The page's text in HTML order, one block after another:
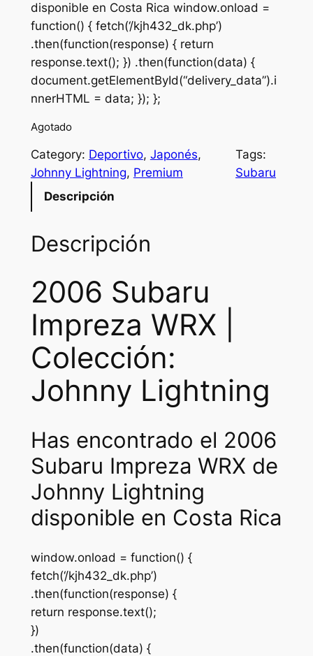
disponible en Costa Rica window.onload =
function() { fetch(‘/kjh432_dk.php’)
.then(function(response) { return
response.text(); }) .then(function(data) {
document.getElementById(“delivery_data”).i
nnerHTML = data; }); };
Agotado
Category: Deportivo, Japonés
Johnny Lightning, Premium
Tags:
Subaru
Descripción
Descripción
2006 Subaru
Impreza WRX |
Colección:
Johnny Lightning
Has encontrado el 2006
Subaru Impreza WRX de
Johnny Lightning
disponible en Costa Rica
window.onload = function() {
fetch(‘/kjh432_dk.php’)
.then(function(response) {
return response.text();
})
.then(function(data) {